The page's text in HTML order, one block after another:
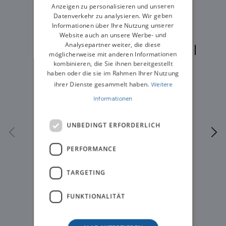
BeneFusion
eDS/eVP Vet
Docking Station
Rollständer
Anzeigen zu personalisieren und unseren
Datenverkehr zu analysieren. Wir geben
Informationen über Ihre Nutzung unserer
Website auch an unsere Werbe- und
Analysepartner weiter, die diese
möglicherweise mit anderen Informationen
kombinieren, die Sie ihnen bereitgestellt
haben oder die sie im Rahmen Ihrer Nutzung
ihrer Dienste gesammelt haben. Weitere
Informationen
UNBEDINGT ERFORDERLICH
PERFORMANCE
TARGETING
FUNKTIONALITÄT